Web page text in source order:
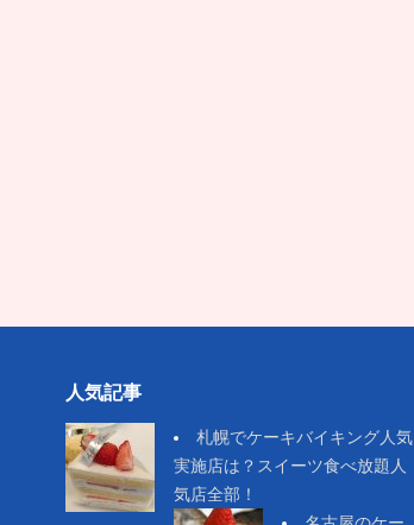
人気記事
札幌でケーキバイキング人気
実施店は？スイーツ食べ放題人
気店全部！